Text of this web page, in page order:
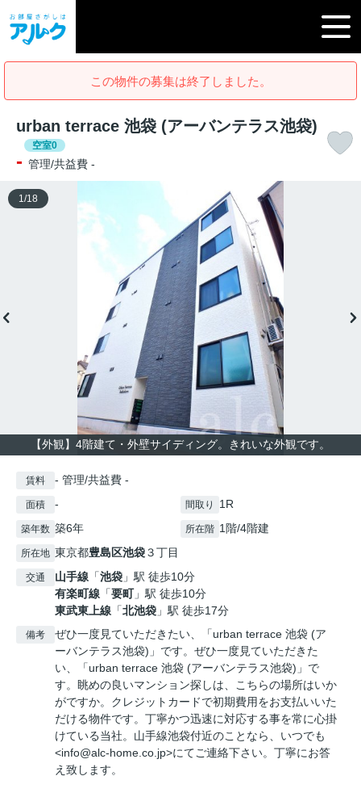
この物件の募集は終了しました。
urban terrace 池袋 (アーバンテラス池袋)
空室0
- 管理/共益費 -
【外観】4階建て・外壁サイディング。きれいな外観です。
1 /18
賃料 - 管理/共益費 -
面積 - 間取り 1R
築年数 築6年 所在階 1階/4階建
所在地 東京都豊島区池袋３丁目
交通 山手線 「池袋 」駅 徒歩10分
有楽町線 「要町」駅 徒歩10分
東武東上線 「北池袋 」駅 徒歩17分
備考
ぜひ一度見ていただきたい、「urban terrace 池袋 (ア
ーバンテラス池袋)」です。ぜひ一度見ていただきた
い、「urban terrace 池袋 (アーバンテラス池袋)」で
す。眺めの良いマンション探しは、こちらの場所はいか
がですか。クレジットカードで初期費用をお支払いいた
だける物件です。丁寧かつ迅速に対応する事を常に心掛
けている当社。山手線池袋付近のことなら、いつでも
<info@alc-home.co.jp>にてご連絡下さい。丁寧にお答
え致します。